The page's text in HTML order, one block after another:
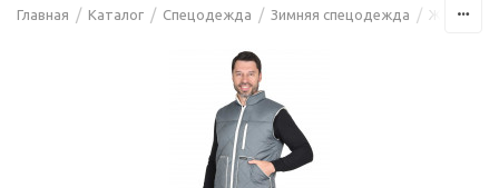
Главная / Каталог / Спецодежда / Зимняя спецодежда / Жилеты